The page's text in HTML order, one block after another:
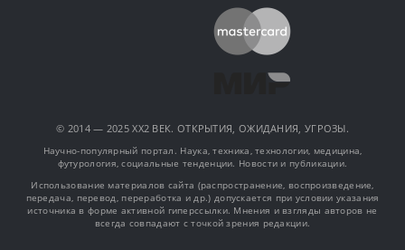
© 2014 — 2025 XX2 ВЕК. ОТКРЫТИЯ, ОЖИДАНИЯ, УГРОЗЫ.
Научно-популярный портал. Наука, техника, технологии, медицина,
футурология, социальные тенденции. Новости и публикации.
Использование материалов сайта (распространение, воспроизведение,
передача, перевод, переработка и др.) допускается при условии указания
источника в форме активной гиперссылки. Мнения и взгляды авторов не
всегда совпадают с точкой зрения редакции.